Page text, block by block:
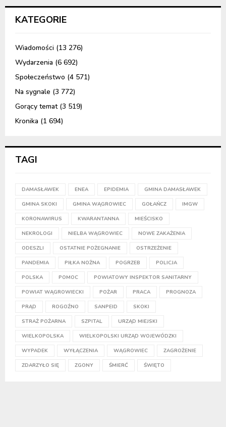
KATEGORIE
Wiadomości (13 276)
Wydarzenia (6 692)
Społeczeństwo (4 571)
Na sygnale (3 772)
Gorący temat(3 519)
Kronika (1 694)
TAGI
DAMASŁAWEK ENEA EPIDEMIA GMINA DAMASŁAWEK
GMINA SKOKI GMINA WĄGROWIEC GOŁAŃCZ IMGW
KORONAWIRUS KWARANTANNA MIEŚCISKO
NEKROLOGI NIELBA WĄGROWIEC NOWE ZAKAŻENIA
ODESZLI OSTATNIE POŻEGNANIE OSTRZEŻENIE
PANDEMIA PIŁKA NOŻNA POGRZEB POLICJA
POLSKA POMOC POWIATOWY INSPEKTOR SANITARNY
POWIAT WĄGROWIECKI POŻAR PRACA PROGNOZA
PRĄD ROGOŹNO SANPEID SKOKI
STRAŻ POŻARNA SZPITAL URZĄD MIEJSKI
WIELKOPOLSKA WIELKOPOLSKI URZĄD WOJEWÓDZKI
WYPADEK WYŁĄCZENIA WĄGROWIEC ZAGROŻENIE
ZDARZYŁO SIĘ ZGONY ŚMIERĆ ŚWIĘTO